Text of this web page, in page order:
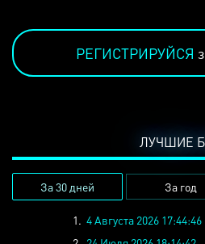
РЕГИСТРИРУЙСЯ
ЛУЧШИЕ
За 30 дней За год
1. 4 Августа 2026 17:44:46